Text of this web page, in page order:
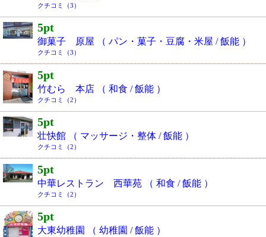
クチコミ（3）
5pt
御菓子 原屋 （ パン・菓子・豆腐・米屋 / 飯能 ）
クチコミ（3）
5pt
竹むら 本店 （ 和食 / 飯能 ）
クチコミ（2）
5pt
壮快館 （ マッサージ・整体 / 飯能 ）
クチコミ（2）
5pt
中華レストラン 西華苑 （ 和食 / 飯能 ）
クチコミ（2）
5pt
大東幼稚園 （ 幼稚園 / 飯能 ）